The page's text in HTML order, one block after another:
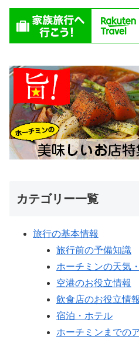
カテゴリー一覧
旅行の基本情報
旅行前の予備知識
ホーチミンの天気
空港のお役立情報
飲食店のお役立情報
宿泊・ホテル
ホーチミンまでの